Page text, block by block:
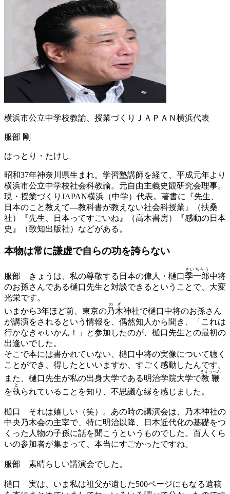
横浜市公立中学校教諭、授業づくりＪＡＰＡＮ横浜代表
服部 剛
はっとり・たけし
昭和37年神奈川県生まれ。学習塾講師を経て、平成元年より
横浜市公立中学校社会科教諭。元自由主義史観研究会理事。
現・授業づくりJAPAN横浜（中学）代表。著書に『先生、
日本のこと教えて―教科書が教えない社会科授業』（扶桑
社）『先生、日本ってすごいね』（高木書房）『感動の日本
史』（致知出版社）などがある。
本物は常に謙虚で自らの功を誇らない
服部 きょうは、私の尊敬する日本の偉人・樋口季一郎
きいちろう
中将
のお孫さんである樋口先生と対談できるということで、大変
光栄です。
いまから3年ほど前、東京の乃木
のぎ
神社で樋口中将のお孫さん
が講演をされるという情報を、偶然知人から聞き、「これは
行かなきゃいかん！」と参加したのが、樋口先生との最初の
出逢いでした。
そこで本には書かれていない、樋口中将の実像について聴く
ことができ、得したといいますか、すごく感動したんです。
また、樋口先生が私の出身大学である明治学院大学で教鞭
きょうべん
を執
と
られていることを知り、不思議な縁を感じました。
樋口
それは嬉しい（笑）。あの時の講演会は、乃木神社の
中央乃木会の主宰で、特に明治以降、日本近代化の基礎をつ
くった人物の子孫に話を聞こうというものでした。百人くら
いの参加者が集まって、本当にすごかったですね。
服部 素晴らしい講演会でした。
樋口
実は、いま私は祖父が遺した500ページにもなる遺稿